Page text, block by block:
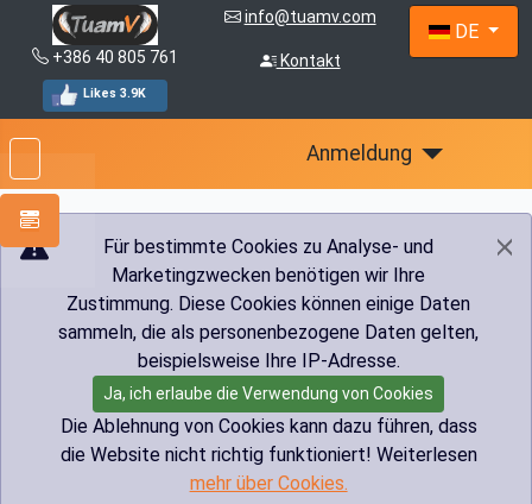
info@tuamv.com
+386 40 805 761 Kontakt
Likes 3.9K
Sprache
DE
Anmeldung
Für bestimmte Cookies zu Analyse- und
Marketingzwecken benötigen wir Ihre
Zustimmung. Diese Cookies können einige Daten
sammeln, die als personenbezogene Daten gelten,
beispielsweise Ihre IP-Adresse.
Ja, ich erlaube die Verwendung von Cookies
Die Ablehnung von Cookies kann dazu führen, dass
die Website nicht richtig funktioniert! Weiterlesen
mehr über Cookies.
Aktuelle Seite: Startseite Info
Über Weine
Eigenschaften und Struktur der Weine
Eigenschaften und Struktur der
Weine
Details
Darko Fatur